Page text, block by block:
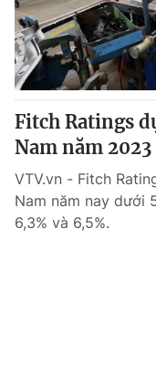
Sản phẩm
Thị trường
Tư vấn
Lịch phát sóng
Chuyên mục khác
Emagazine
Photo
Fitch Ratings
Nam năm
VTV.vn - Fitch
Nam năm nay dưới
6,3% và 6,5%.